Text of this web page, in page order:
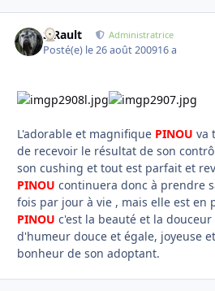
S.Rault Administratrice
Posté(e) le 26 août 200916 a
L'adorable et magnifique PINOU va
de recevoir le résultat de son
son cushing et tout est parfait et
PINOU continuera donc à prendre
fois par jour à vie , mais elle est en
PINOU c'est la beauté et la
d'humeur douce et égale, joyeuse
bonheur de son adoptant.